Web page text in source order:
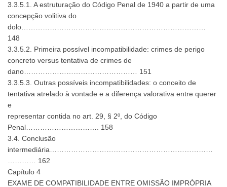
3.3.5.1. A estruturação do Código Penal de 1940 a partir de uma
concepção volitiva do
dolo……………………………………………………………………
148
3.3.5.2. Primeira possível incompatibilidade: crimes de perigo
concreto versus tentativa de crimes de
dano………………………………………… 151
3.3.5.3. Outras possíveis incompatibilidades: o conceito de
tentativa atrelado à vontade e a diferença valorativa entre querer
e
representar contida no art. 29, § 2º, do Código
Penal…………………………. 158
3.4. Conclusão
intermediária……………………………………………………………
………… 162
Capítulo 4
EXAME DE COMPATIBILIDADE ENTRE OMISSÃO IMPRÓPRIA